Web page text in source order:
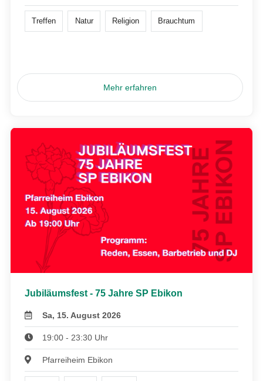
Treffen Natur Religion Brauchtum
Mehr erfahren
Jubiläumsfest - 75 Jahre SP Ebikon
Sa, 15. August 2026
19:00 - 23:30 Uhr
Pfarreiheim Ebikon